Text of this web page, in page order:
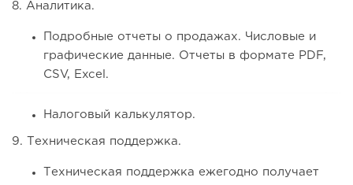
8. Аналитика.
Подробные отчеты о продажах. Числовые и
графические данные. Отчеты в формате PDF,
CSV, Excel.
Налоговый калькулятор.
9. Техническая поддержка.
Техническая поддержка ежегодно получает